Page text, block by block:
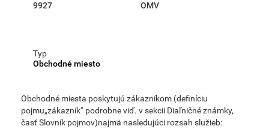
9927
OMV
Typ
Obchodné miesto
Obchodné miesta poskytujú zákazníkom (definíciu
pojmu„zákazník“ podrobne viď. v sekcii Diaľničné známky,
časť Slovník pojmov)najmä nasledujúci rozsah služieb: